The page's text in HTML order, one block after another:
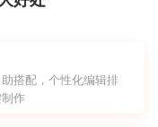
搭配，个性化编辑排
作